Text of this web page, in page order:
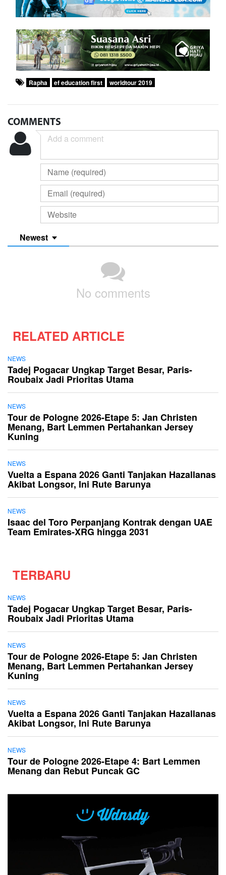
Rapha ef education first worldtour 2019
COMMENTS
Newest
No comments
RELATED ARTICLE
NEWS
Tadej Pogacar Ungkap Target Besar, Paris-
Roubaix Jadi Prioritas Utama
NEWS
Tour de Pologne 2026-Etape 5: Jan Christen
Menang, Bart Lemmen Pertahankan Jersey
Kuning
NEWS
Vuelta a Espana 2026 Ganti Tanjakan Hazallanas
Akibat Longsor, Ini Rute Barunya
NEWS
Isaac del Toro Perpanjang Kontrak dengan UAE
Team Emirates-XRG hingga 2031
TERBARU
NEWS
Tadej Pogacar Ungkap Target Besar, Paris-
Roubaix Jadi Prioritas Utama
NEWS
Tour de Pologne 2026-Etape 5: Jan Christen
Menang, Bart Lemmen Pertahankan Jersey
Kuning
NEWS
Vuelta a Espana 2026 Ganti Tanjakan Hazallanas
Akibat Longsor, Ini Rute Barunya
NEWS
Tour de Pologne 2026-Etape 4: Bart Lemmen
Menang dan Rebut Puncak GC